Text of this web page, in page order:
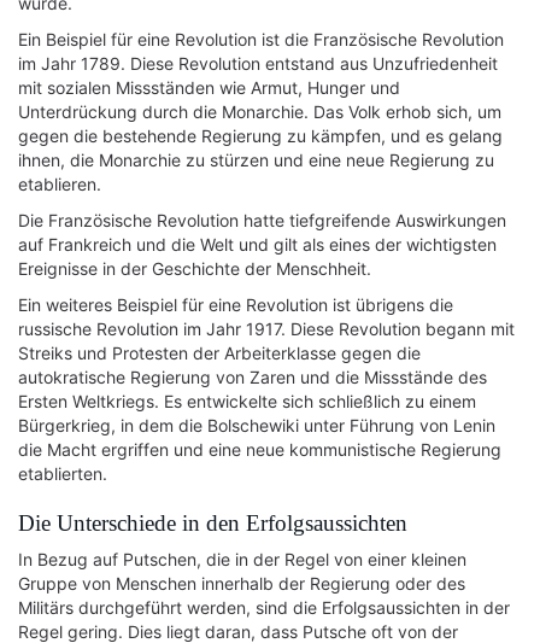
Ein Beispiel für eine Revolution ist die Französische Revolution
im Jahr 1789. Diese Revolution entstand aus Unzufriedenheit
mit sozialen Missständen wie Armut, Hunger und
Unterdrückung durch die Monarchie. Das Volk erhob sich, um
gegen die bestehende Regierung zu kämpfen, und es gelang
ihnen, die Monarchie zu stürzen und eine neue Regierung zu
etablieren.
Die Französische Revolution hatte tiefgreifende Auswirkungen
auf Frankreich und die Welt und gilt als eines der wichtigsten
Ereignisse in der Geschichte der Menschheit.
Ein weiteres Beispiel für eine Revolution ist übrigens die
russische Revolution im Jahr 1917. Diese Revolution begann mit
Streiks und Protesten der Arbeiterklasse gegen die
autokratische Regierung von Zaren und die Missstände des
Ersten Weltkriegs. Es entwickelte sich schließlich zu einem
Bürgerkrieg, in dem die Bolschewiki unter Führung von Lenin
die Macht ergriffen und eine neue kommunistische Regierung
etablierten.
Die Unterschiede in den Erfolgsaussichten
In Bezug auf Putschen, die in der Regel von einer kleinen
Gruppe von Menschen innerhalb der Regierung oder des
Militärs durchgeführt werden, sind die Erfolgsaussichten in der
Regel gering. Dies liegt daran, dass Putsche oft von der